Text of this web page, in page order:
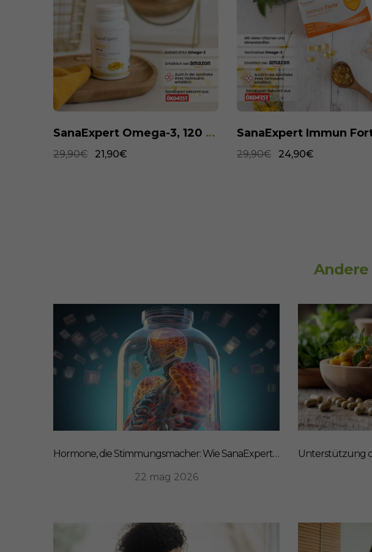
SanaExpert Omega-3, 120 Weichkapseln
29,90€ 21,90€ 29,90€ 24,90€
Andere
Hormone, die Stimmungsmacher: Wie SanaExpert Gastro Forte Ihre Darm-Hirn-Verbindung unterstützt
22 mag 2026